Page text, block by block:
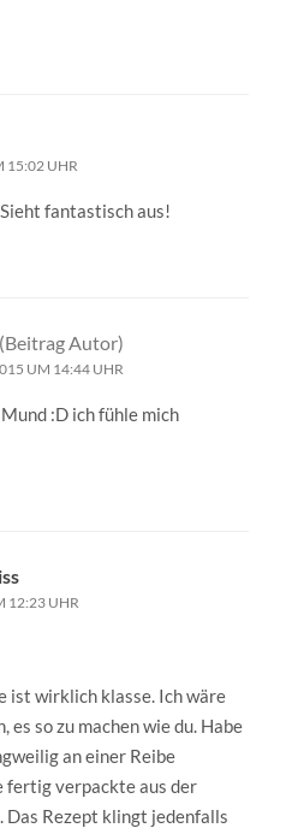
15:02 UHR
fantastisch aus!
(Beitrag Autor)
UM 14:44 UHR
:D ich fühle mich
12:23 UHR
ist wirklich klasse. Ich wäre
es so zu machen wie du. Habe
an einer Reibe
fertig verpackte aus der
Rezept klingt jedenfalls